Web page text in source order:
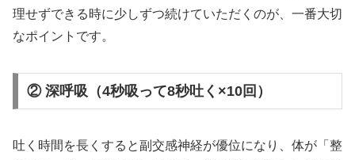
理せずできる時に少しずつ続けていただくのが、一番大切
なポイントです。
② 深呼吸（4秒吸って8秒吐く×10回）
吐く時間を長くすると副交感神経が優位になり、体が「整